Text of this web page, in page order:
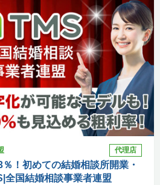
代理店
！初めての結婚相談所開業・
全国結婚相談事業者連盟